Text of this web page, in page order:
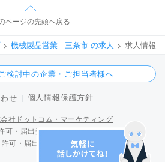
ページの先頭へ戻る
機械製品営業 - 三条市 の求人 求人情報
検討中の企業・ご担当者様へ
せ 個人情報保護方針
社ドットコム・マーケティング
・届出受理番号 15-ユ-300096
可・届出受理番号 派 15-300424